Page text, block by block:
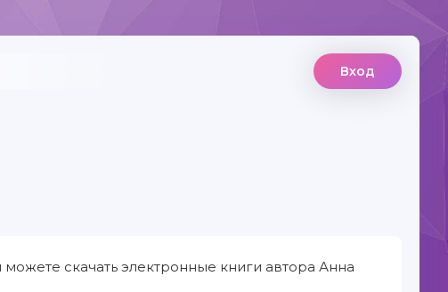
Вход
скачать электронные книги автора Анна